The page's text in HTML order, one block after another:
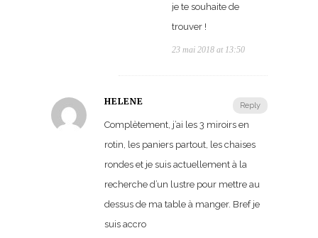
je te souhaite de
trouver !
23 mai 2018 at 13:50
Reply
HELENE
Complètement, j’ai les 3 miroirs en
rotin, les paniers partout, les chaises
rondes et je suis actuellement à la
recherche d’un lustre pour mettre au
dessus de ma table à manger. Bref je
suis accro